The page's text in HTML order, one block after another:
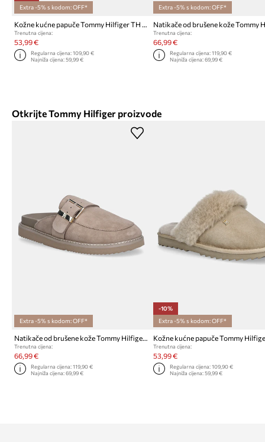
Extra -5% s kodom: OFF*
Kožne kućne papuče Tommy Hilfiger TH SHEARLING HOUSE SHOE
Trenutna cijena:
53,99 €
Regularna cijena:109,90 €
Najniža cijena:59,99 €
Extra -5% s kodom: OFF*
Trenutna cijena:
66,99 €
Regularna cijena: 119,90 €
Najniža cijena: 69,99 €
Otkrijte Tommy Hilfiger proizvode
Extra -5% s kodom: OFF*
Natikače od brušene kože Tommy Hilfiger TH BUCKLE FUR SUEDE MULE
Trenutna cijena:
66,99 €
Regularna cijena:119,90 €
Najniža cijena:69,99 €
-10%
Extra -5% s kodom: OFF*
Trenutna cijena:
53,99 €
Regularna cijena: 109,90 €
Najniža cijena: 59,99 €